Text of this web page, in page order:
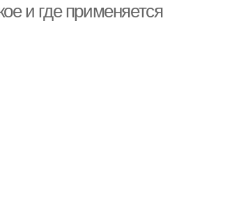
и где применяется